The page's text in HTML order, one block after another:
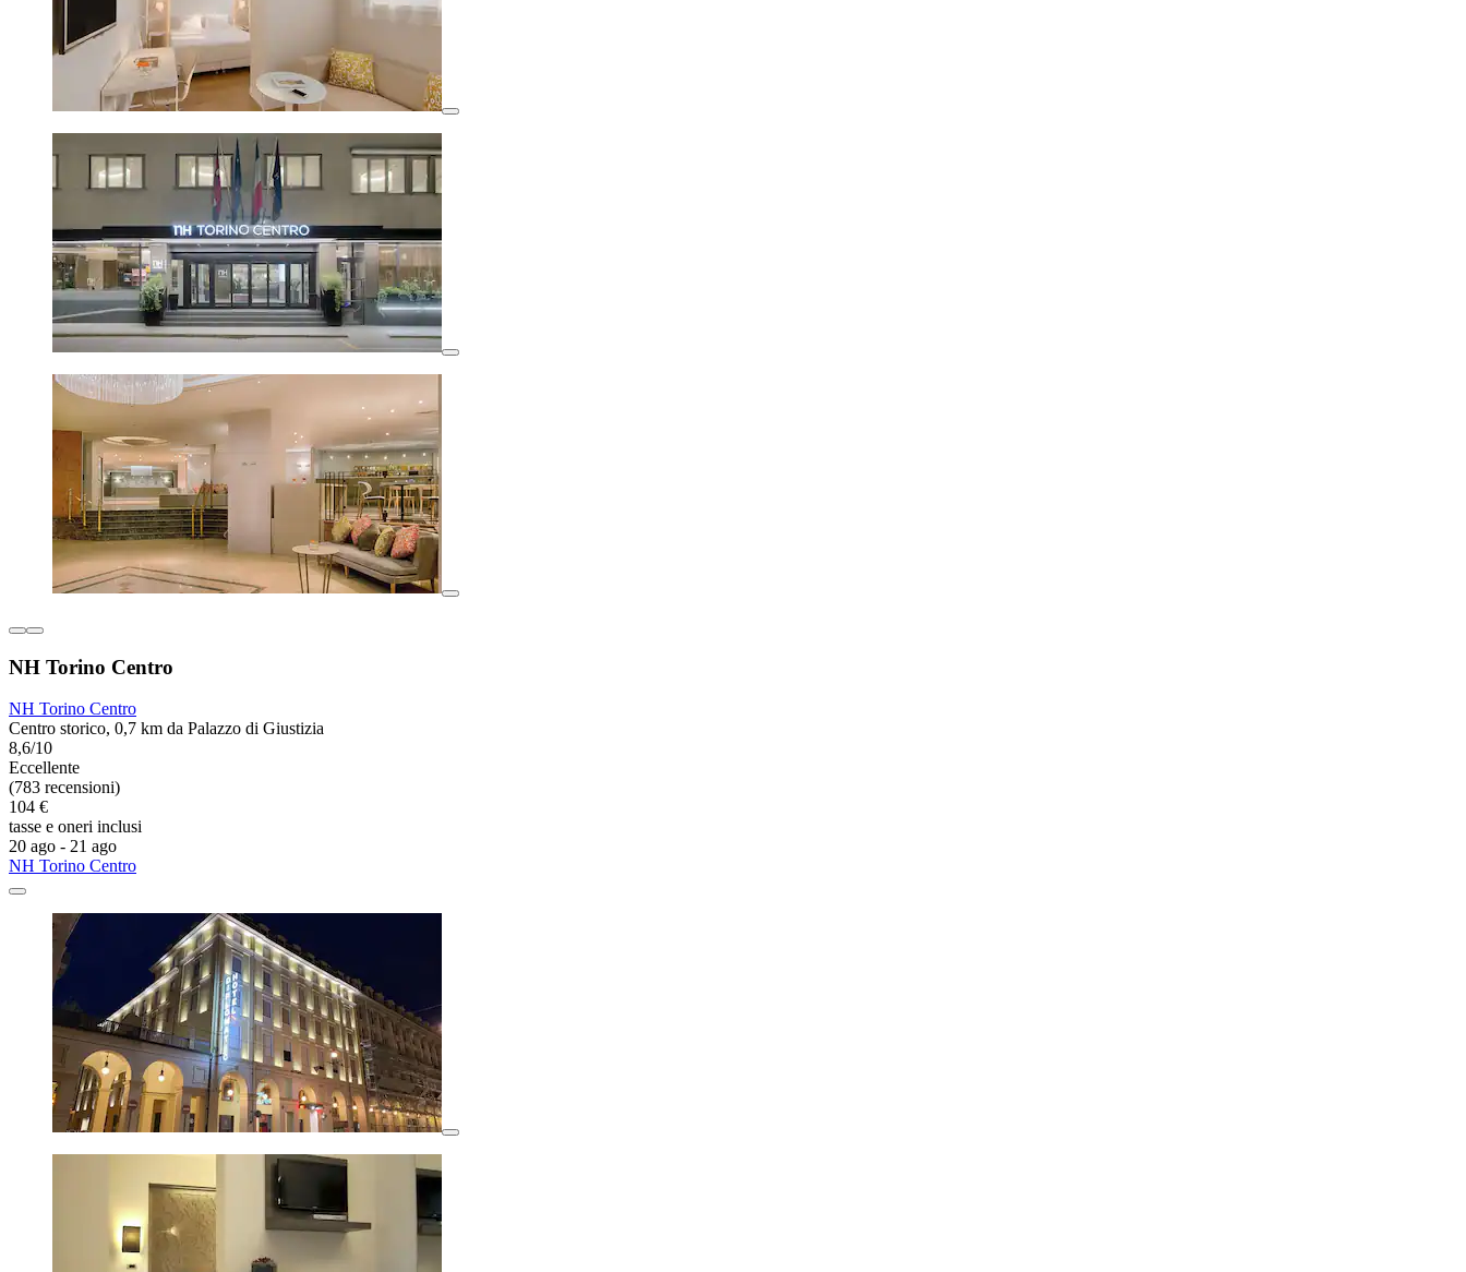
NH Torino Centro
NH Torino Centro
Centro storico, 0,7 km da Palazzo di Giustizia
8,6/10
Eccellente
(783 recensioni)
104 €
tasse e oneri inclusi
20 ago - 21 ago
NH Torino Centro